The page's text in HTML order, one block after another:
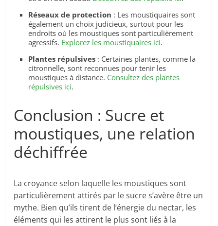
Réseaux de protection : Les moustiquaires sont
également un choix judicieux, surtout pour les
endroits où les moustiques sont particulièrement
agressifs. Explorez les moustiquaires ici.
Plantes répulsives : Certaines plantes, comme la
citronnelle, sont reconnues pour tenir les
moustiques à distance. Consultez des plantes
répulsives ici.
Conclusion : Sucre et
moustiques, une relation
déchiffrée
La croyance selon laquelle les moustiques sont
particulièrement attirés par le sucre s’avère être un
mythe. Bien qu’ils tirent de l’énergie du nectar, les
éléments qui les attirent le plus sont liés à la